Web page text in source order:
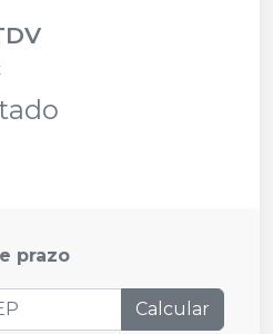
prazo
Calcular